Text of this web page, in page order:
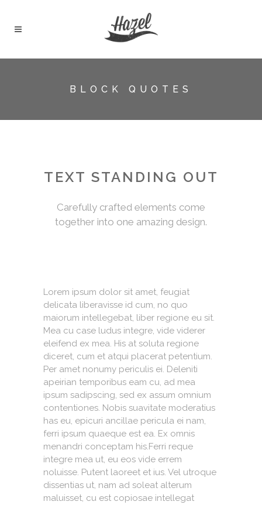
BLOCK QUOTES
TEXT STANDING OUT
Carefully crafted elements come
together into one amazing design.
Lorem ipsum dolor sit amet, feugiat
delicata liberavisse id cum, no quo
maiorum intellegebat, liber regione eu sit.
Mea cu case ludus integre, vide viderer
eleifend ex mea. His at soluta regione
diceret, cum et atqui placerat petentium.
Per amet nonumy periculis ei. Deleniti
apeirian temporibus eam cu, ad mea
ipsum sadipscing, sed ex assum omnium
contentiones. Nobis suavitate moderatius
has eu, epicuri ancillae pericula ei nam,
ferri ipsum quaeque est ea. Ex omnis
menandri conceptam his.Ferri reque
integre mea ut, eu eos vide errem
noluisse. Putent laoreet et ius. Vel utroque
dissentias ut, nam ad soleat alterum
maluisset, cu est copiosae intellegat